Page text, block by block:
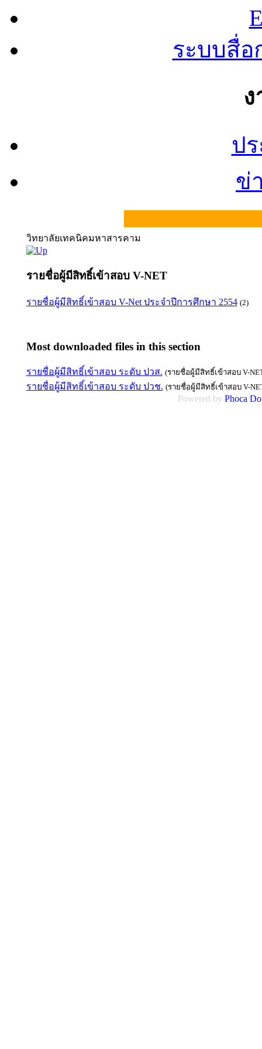
ระบบสื่อ
ป
ข่
วิทยาลัยเทคนิคมหาสารคาม
รายชื่อผู้มีสิทธิ์เข้าสอบ V-NET
รายชื่อผู้มีสิทธิ์เข้าสอบ V-Net ประจำปีการศึกษา 2554 (2)
Most downloaded files in this section
รายชื่อผู้มีสิทธิ์เข้าสอบ ระดับ ปวส. (รายชื่อผู้มีสิทธิ์เข้าสอบ V-
รายชื่อผู้มีสิทธิ์เข้าสอบ ระดับ ปวช. (รายชื่อผู้มีสิทธิ์เข้าสอบ V-
Powered by Phoca